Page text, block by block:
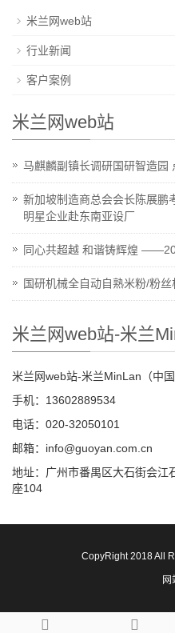
米兰网web站
行业新闻
客户案例
米兰网web站
马麒麟副镇长调研国研智造园
新加坡制造商总会会长陈展鹏
明星企业赴东南亚设厂
同心共超越 和谐铸辉煌
国研机械全自动自熟米粉/粉
米兰网web站-米兰
米兰网web站-米兰MinLan（中国
手机：13602889534
电话：020-32050101
邮箱：info@guoyan.com.cn
地址：广州市番禺区大石街会江
座104
CopyRight 2018 All
网